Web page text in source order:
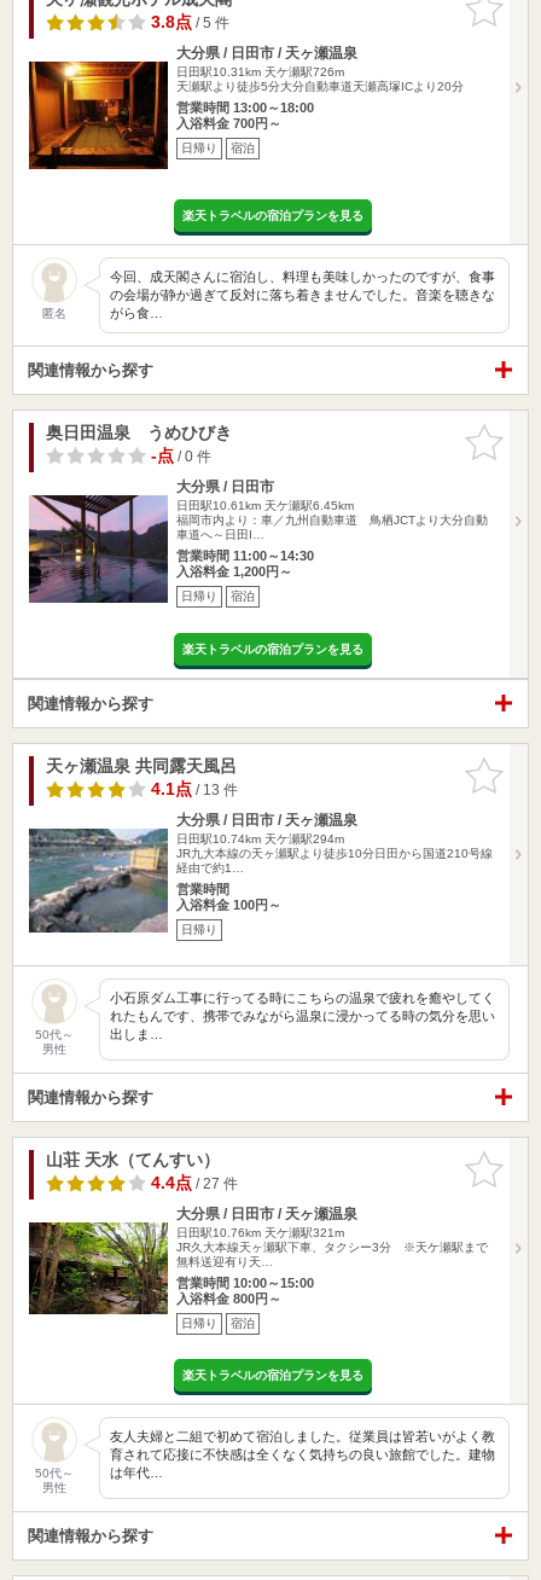
りに追加
3.8点/ 5 件
大分県 / 日田市 / 天ヶ瀬温泉
日田駅10.31km 天ケ瀬駅726m
天瀬駅より徒歩5分大分自動車道天瀬高塚ICより20分
営業時間 13:00～18:00
入浴料金 700円～
日帰り 宿泊
楽天トラベルの宿泊プランを見る
匿名
今回、成天閣さんに宿泊し、料理も美味しかったのですが、食事
の会場が静か過ぎて反対に落ち着きませんでした。音楽を聴きな
がら食…
関連情報から探す
お気に入
りに追加
奥日田温泉 うめひびき
-点/ 0 件
大分県 / 日田市
日田駅10.61km 天ケ瀬駅6.45km
福岡市内より：車／九州自動車道 鳥栖JCTより大分自動
車道へ～日田I…
営業時間 11:00～14:30
入浴料金 1,200円～
日帰り 宿泊
楽天トラベルの宿泊プランを見る
関連情報から探す
お気に入
りに追加
天ヶ瀬温泉 共同露天風呂
4.1点/ 13 件
大分県 / 日田市 / 天ヶ瀬温泉
日田駅10.74km 天ケ瀬駅294m
JR九大本線の天ヶ瀬駅より徒歩10分日田から国道210号線
経由で約1…
営業時間
入浴料金 100円～
日帰り
50代～
男性
小石原ダム工事に行ってる時にこちらの温泉で疲れを癒やしてく
れたもんです、携帯でみながら温泉に浸かってる時の気分を思い
出しま…
関連情報から探す
お気に入
りに追加
山荘 天水（てんすい）
4.4点/ 27 件
大分県 / 日田市 / 天ヶ瀬温泉
日田駅10.76km 天ケ瀬駅321m
JR久大本線天ヶ瀬駅下車、タクシー3分 ※天ケ瀬駅まで
無料送迎有り天…
営業時間 10:00～15:00
入浴料金 800円～
日帰り 宿泊
楽天トラベルの宿泊プランを見る
50代～
男性
友人夫婦と二組で初めて宿泊しました。従業員は皆若いがよく教
育されて応接に不快感は全くなく気持ちの良い旅館でした。建物
は年代…
関連情報から探す